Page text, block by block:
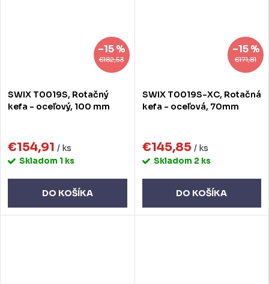
€182,53
–15 %
SWIX T0019S, Rotačný
kefa - oceľový, 100 mm
€154,91 / ks
Skladom 1 ks
DO KOŠÍKA
€171,81
–15 %
SWIX T0019S-XC, Rotačná
kefa - oceľová, 70mm
€145,85 / ks
Skladom 2 ks
DO KOŠÍKA